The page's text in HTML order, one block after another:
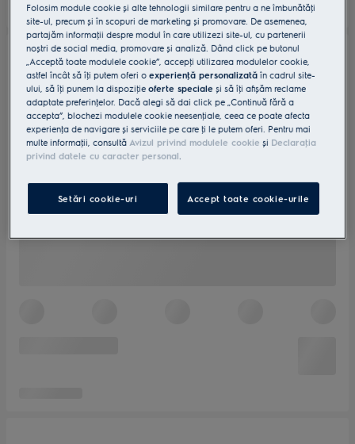
Folosim module cookie și alte tehnologii similare pentru a ne îmbunătăţi
site-ul, precum și în scopuri de marketing și promovare. De asemenea,
partajăm informaţii despre modul în care utilizezi site-ul, cu partenerii
noștri de social media, promovare și analiză. Dând click pe butonul
„Acceptă toate modulele cookie”, accepţi utilizarea modulelor cookie,
astfel încât să îţi putem oferi oexperienţă personalizată în cadrul site-
ului, să îţi punem la dispoziţieoferte speciale și să îţi afișăm reclame
adaptate preferinţelor. Dacă alegi să dai click pe „Continuă fără a
accepta”, blochezi modulele cookie neesenţiale, ceea ce poate afecta
experienţa de navigare și serviciile pe care ţi le putem oferi. Pentru mai
multe informaţii, consultă Avizul privind modulele cookie și Declaraţia
privind datele cu caracter personal.
Setări cookie-uri Accept toate cookie-urile